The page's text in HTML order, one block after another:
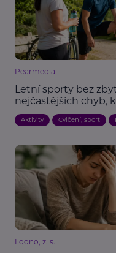
Pearmedia
Letní sporty bez
nejčastějších chyb,
Aktivity Cvičení, sport
Loono, z. s.